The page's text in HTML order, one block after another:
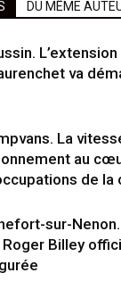
DU MÊME
va
La
au
de la
sur-
Roger Billey